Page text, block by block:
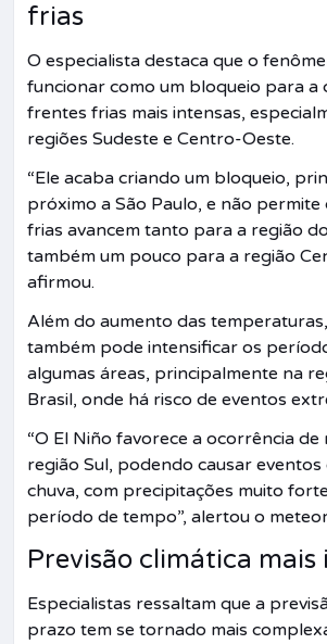
frias
O especialista destaca que o
funcionar como um bloqueio para a
frentes frias mais intensas,
regiões Sudeste e Centro-Oeste.
“Ele acaba criando um bloqueio,
próximo a São Paulo, e não permite
frias avancem tanto para a região
também um pouco para a região
afirmou.
Além do aumento das
também pode intensificar os
algumas áreas, principalmente na
Brasil, onde há risco de eventos
“O El Niño favorece a ocorrência de
região Sul, podendo causar
chuva, com precipitações muito
período de tempo”, alertou o
Previsão climática mais
Especialistas ressaltam que a
prazo tem se tornado mais